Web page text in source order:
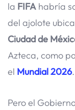
la FIFA habría
del ajolote
Ciudad de
Azteca, como
el Mundial 2026.
Pero el